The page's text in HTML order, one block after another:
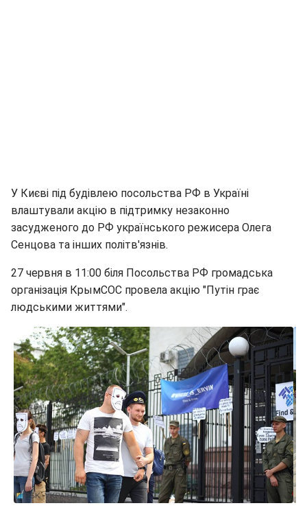
У Києві під будівлею посольства РФ в Україні
влаштували акцію в підтримку незаконно
засудженого до РФ українського режисера Олега
Сенцова та інших політв'язнів.
27 червня в 11:00 біля Посольства РФ громадська
організація КрымСОС провела акцію "Путін грає
людськими життями".